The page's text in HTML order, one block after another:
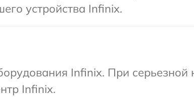
устройства Infinix.
Infinix. При серьезной
Infinix.